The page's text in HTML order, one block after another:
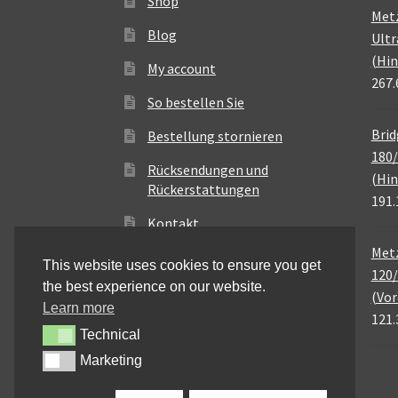
Blog
My account
So bestellen Sie
Bestellung stornieren
Rücksendungen und
Rückerstattungen
Kontakt
This website uses cookies to ensure you get
the best experience on our website.
Learn more
TechnicalTechnical
MarketingMarketing